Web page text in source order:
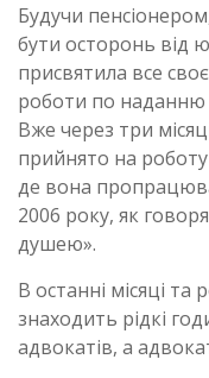
Будучи
бути осторонь від
присвятила все
роботи по
Вже через три
прийнято на
де вона
2006 року, як
душею».
В останні місяці
знаходить рідкі
адвокатів, а